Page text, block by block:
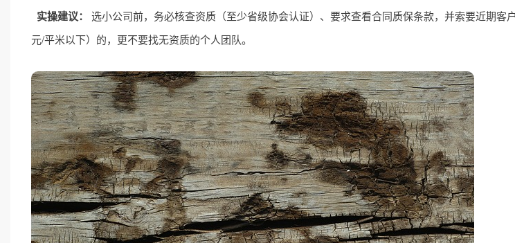
实操建议：
选小公司前，务必核查资质（至少省级协会认证）、要求查看合同质保条款，并索要近期客
元/平米以下）的，更不要找无资质的个人团队。